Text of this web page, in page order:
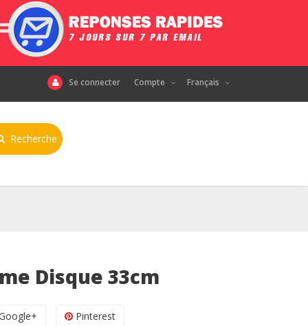
Se connecter Compte Français
Recherche
Disque 33cm
Pinterest